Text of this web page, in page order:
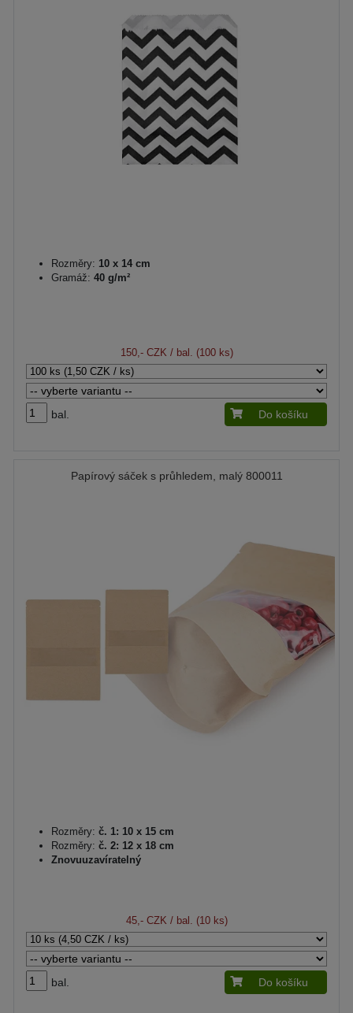
Rozměry: 10 x 14 cm
Gramáž: 40 g/m²
150,- CZK / bal. (100 ks)
bal. Do košíku
Papírový sáček s průhledem, malý 800011
Rozměry: č. 1: 10 x 15 cm
Rozměry: č. 2: 12 x 18 cm
Znovuuzavíratelný
45,- CZK / bal. (10 ks)
bal. Do košíku